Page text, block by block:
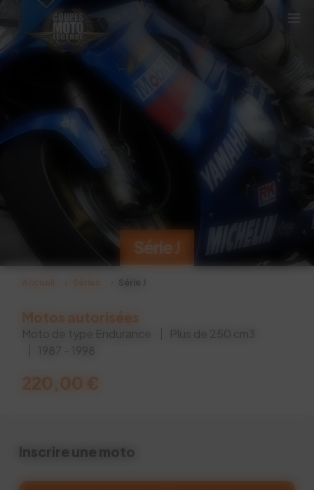
Série J
Série J
Motos autorisées
Moto de type Endurance
| Plus de 250 cm3
220,00 €
Inscrire une moto
Panneau de gestion des cookies